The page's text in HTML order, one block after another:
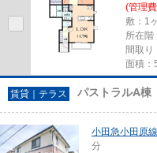
(管理
敷：1
所在階
間取り
面積：
賃貸｜テラス パストラルA棟
小田急小田原線
分